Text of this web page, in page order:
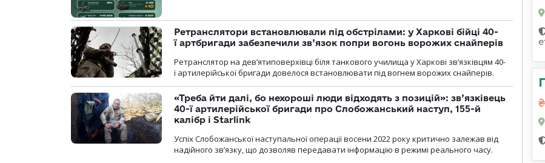
Ретранслятори встановлювали під обстрілами: у Харкові бійці 40-
ї артбригади забезпечили зв’язок попри вогонь ворожих снайперів
Ретранслятор на дев’ятиповерхівці біля танкового училища у Харкові зв’язківцям 40-
ї артилерійської бригади довелося встановлювати під вогнем ворожих снайперів.
«Треба йти далі, бо нехороші люди відходять з позицій»: зв’язківець
40-ї артилерійської бригади про Слобожанський наступ, 155-й
калібр і Starlink
Успіх Слобожанської наступальної операції восени 2022 року критично залежав від
надійного зв’язку, що дозволяв передавати інформацію в режимі реального часу.